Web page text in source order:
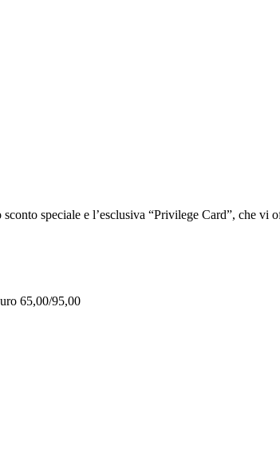
speciale e l’esclusiva “Privilege Card”, che vi
65,00/95,00